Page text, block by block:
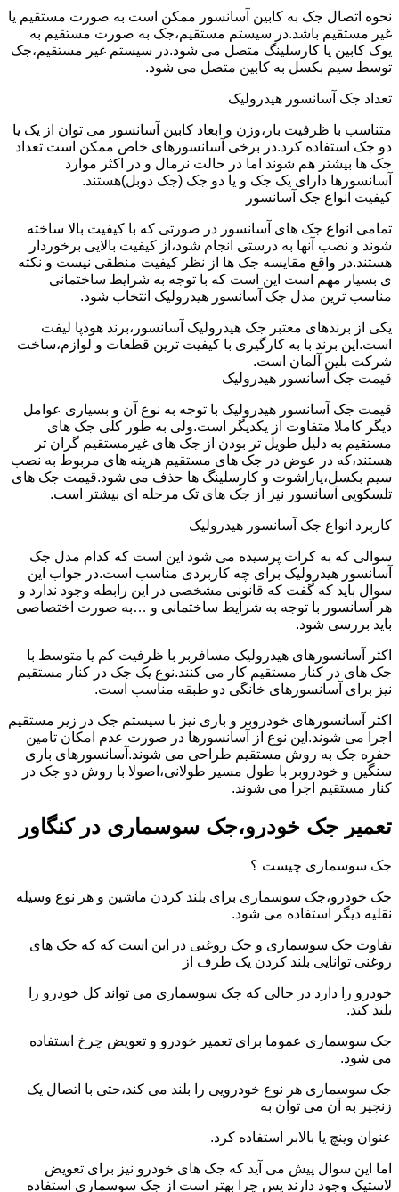
نحوه اتصال جک به کابین آسانسور ممکن است به صورت مستقیم یا
غیر مستقیم باشد.در سیستم مستقیم،جک به صورت مستقیم به
یوک کابین یا کارسلینگ متصل می شود.در سیستم غیر مستقیم،جک
توسط سیم بکسل به کابین متصل می شود.
تعداد جک آسانسور هیدرولیک
متناسب با ظرفیت بار،وزن و ابعاد کابین آسانسور می توان از یک یا
دو جک استفاده کرد.در برخی آسانسورهای خاص ممکن است تعداد
جک ها بیشتر هم شوند اما در حالت نرمال و در اکثر موارد
آسانسورها دارای یک جک و یا دو جک (جک دوبل)هستند.
کیفیت انواع جک آسانسور
تمامی انواع جک های آسانسور در صورتی که با کیفیت بالا ساخته
شوند و نصب آنها به درستی انجام شود،از کیفیت بالایی برخوردار
هستند.در واقع مقایسه جک ها از نظر کیفیت منطقی نیست و نکته
ی بسیار مهم است این است که با توجه به شرایط ساختمانی
مناسب ترین مدل جک آسانسور هیدرولیک انتخاب شود.
یکی از برندهای معتبر جک هیدرولیک آسانسور،برند هودپا لیفت
است.این برند با به کارگیری با کیفیت ترین قطعات و لوازم،ساخت
شرکت بلین آلمان است.
قیمت جک آسانسور هیدرولیک
قیمت جک آسانسور هیدرولیک با توجه به نوع آن و بسیاری عوامل
دیگر کاملا متفاوت از یکدیگر است.ولی به طور کلی جک های
مستقیم به دلیل طویل تر بودن از جک های غیرمستقیم گران تر
هستند،که در عوض در جک های مستقیم هزینه های مربوط به نصب
سیم بکسل،پاراشوت و کارسلینگ ها حذف می شود.قیمت جک های
تلسکوپی آسانسور نیز از جک های تک مرحله ای بیشتر است.
کاربرد انواع جک آسانسور هیدرولیک
سوالی که به کرات پرسیده می شود این است که کدام مدل جک
آسانسور هیدرولیک برای چه کاربردی مناسب است.در جواب این
سوال باید که گفت که قانونی مشخصی در این رابطه وجود ندارد و
هر آسانسور با توجه به شرایط ساختمانی و …به صورت اختصاصی
باید بررسی شود.
اکثر آسانسورهای هیدرولیک مسافربر با ظرفیت کم یا متوسط با
جک های در کنار مستقیم کار می کنند.نوع یک جک در کنار مستقیم
نیز برای آسانسورهای خانگی دو طبقه مناسب است.
اکثر آسانسورهای خودروبر و باری نیز با سیستم جک در زیر مستقیم
اجرا می شوند.این نوع از آسانسورها در صورت عدم امکان تامین
حفره جک به روش مستقیم طراحی می شوند.آسانسورهای باری
سنگین و خودروبر با طول مسیر طولانی،اصولا با روش دو جک در
کنار مستقیم اجرا می شوند.
تعمیر جک خودرو،جک سوسماری در کنگاور
جک سوسماری چیست ؟
جک خودرو،جک سوسماری برای بلند کردن ماشین و هر نوع وسیله
نقلیه دیگر استفاده می شود.
تفاوت جک سوسماری و جک روغنی در این است که که جک های
روغنی توانایی بلند کردن یک طرف از
خودرو را دارد در حالی که جک سوسماری می تواند کل خودرو را
بلند کند.
جک سوسماری عموما برای تعمیر خودرو و تعویض چرخ استفاده
می شود.
جک سوسماری هر نوع خودرویی را بلند می کند،حتی با اتصال یک
زنجیر به آن می توان به
عنوان وینچ یا بالابر استفاده کرد.
اما این سوال پیش می آید که جک های خودرو نیز برای تعویض
لاستیک وجود دارند پس چرا بهتر است از جک سوسماری استفاده